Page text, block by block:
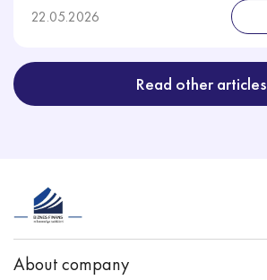
22.05.2026
Read other articles
About company